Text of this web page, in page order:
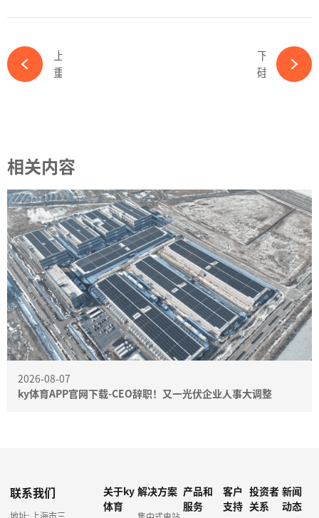
下一篇
硅料价格微涨！N型料价格保持不变-ky体育APP官网下载
相关内容
2026-08-07
ky体育APP官网下载-CEO辞职！又一光伏企业人事大调整
联系我们
地址: 上海市三
关于ky
体育
解决方案 产品和
服务
客户
支持
投资者
关系
新闻
动态